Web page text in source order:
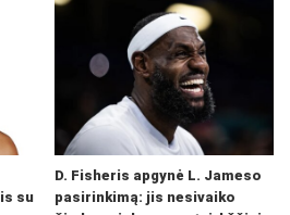
su
D. Fisheris apgynė L. Jameso
pasirinkimą: jis nesivaiko